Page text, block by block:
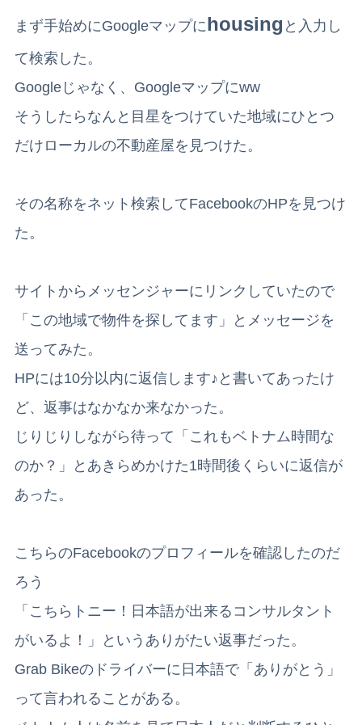
まず手始めにGoogleマップにhousing と入力し
て検索した。
Googleじゃなく、Googleマップにww
そうしたらなんと目星をつけていた地域にひとつ
だけローカルの不動産屋を見つけた。
その名称をネット検索してFacebookのHPを見つけ
た。
サイトからメッセンジャーにリンクしていたので
「この地域で物件を探してます」とメッセージを
送ってみた。
HPには10分以内に返信します♪と書いてあったけ
ど、返事はなかなか来なかった。
じりじりしながら待って「これもベトナム時間な
のか？」とあきらめかけた1時間後くらいに返信が
あった。
こちらのFacebookのプロフィールを確認したのだ
ろう
「こちらトニー！日本語が出来るコンサルタント
がいるよ！」というありがたい返事だった。
Grab Bikeのドライバーに日本語で「ありがとう」
って言われることがある。